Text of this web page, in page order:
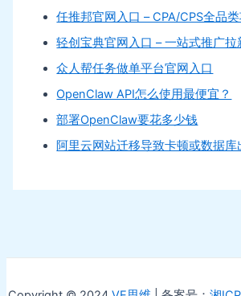
任推邦官网入口 – CPA/CPS全品
轻创宝典官网入口 – 一站式推广拉
众人帮任务做单平台官网入口
OpenClaw API怎么使用最便宜？
部署OpenClaw要花多少钱
阿里云网站迁移导致卡顿或数据